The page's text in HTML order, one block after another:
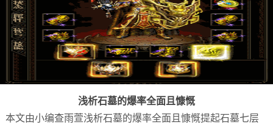
浅析石墓的爆率全面且慷慨
本文由小编查雨萱浅析石墓的爆率全面且慷慨提起石墓七层